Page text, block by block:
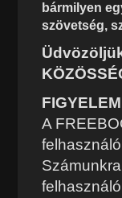
bármilyen
szövetség,
A